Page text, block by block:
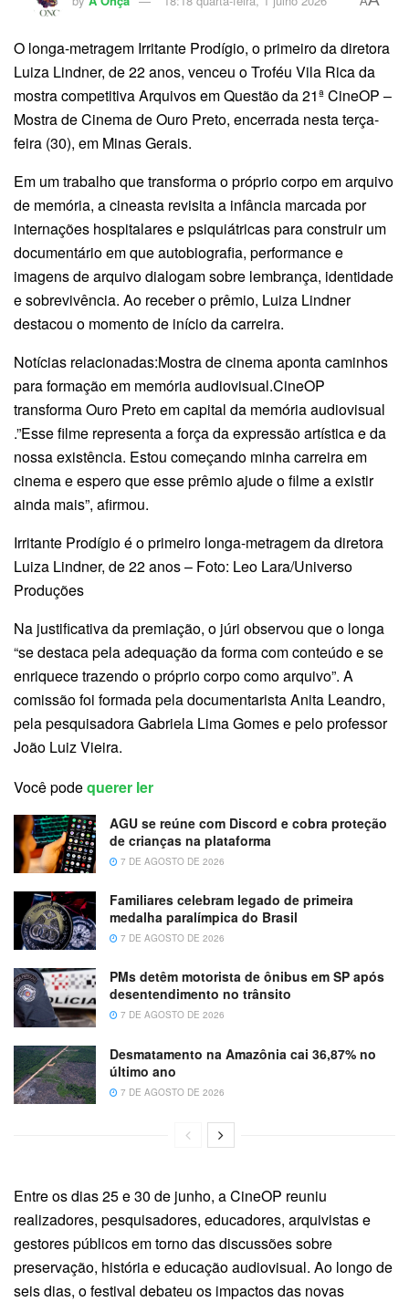
O longa-metragem Irritante Prodígio, o primeiro da diretora
Luiza Lindner, de 22 anos, venceu o Troféu Vila Rica da
mostra competitiva Arquivos em Questão da 21ª CineOP –
Mostra de Cinema de Ouro Preto, encerrada nesta terça-
feira (30), em Minas Gerais.
Em um trabalho que transforma o próprio corpo em arquivo
de memória, a cineasta revisita a infância marcada por
internações hospitalares e psiquiátricas para construir um
documentário em que autobiografia, performance e
imagens de arquivo dialogam sobre lembrança, identidade
e sobrevivência. Ao receber o prêmio, Luiza Lindner
destacou o momento de início da carreira.
Notícias relacionadas:Mostra de cinema aponta caminhos
para formação em memória audiovisual.CineOP
transforma Ouro Preto em capital da memória audiovisual
.”Esse filme representa a força da expressão artística e da
nossa existência. Estou começando minha carreira em
cinema e espero que esse prêmio ajude o filme a existir
ainda mais”, afirmou.
Irritante Prodígio é o primeiro longa-metragem da diretora
Luiza Lindner, de 22 anos – Foto: Leo Lara/Universo
Produções
Na justificativa da premiação, o júri observou que o longa
“se destaca pela adequação da forma com conteúdo e se
enriquece trazendo o próprio corpo como arquivo”. A
comissão foi formada pela documentarista Anita Leandro,
pela pesquisadora Gabriela Lima Gomes e pelo professor
João Luiz Vieira.
Você podequerer ler
AGU se reúne com Discord e cobra proteção
de crianças na plataforma
7 DE AGOSTO DE 2026
Familiares celebram legado de primeira
medalha paralímpica do Brasil
7 DE AGOSTO DE 2026
PMs detêm motorista de ônibus em SP após
desentendimento no trânsito
7 DE AGOSTO DE 2026
Desmatamento na Amazônia cai 36,87% no
último ano
7 DE AGOSTO DE 2026
Entre os dias 25 e 30 de junho, a CineOP reuniu
realizadores, pesquisadores, educadores, arquivistas e
gestores públicos em torno das discussões sobre
preservação, história e educação audiovisual. Ao longo de
seis dias, o festival debateu os impactos das novas